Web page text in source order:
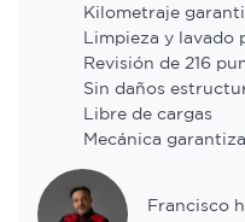
Kilometraje
Limpieza y lavado
Revisión de 216
Sin daños
Libre de cargas
Mecánica
Francisco